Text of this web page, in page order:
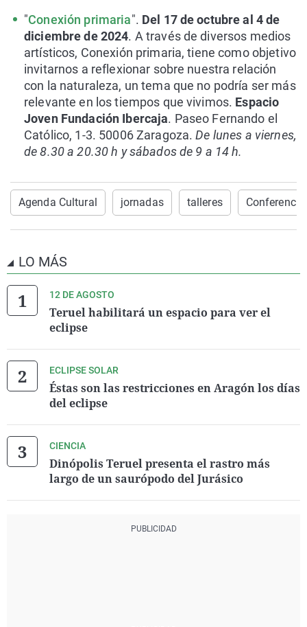
"Conexión primaria". Del 17 de octubre al 4 de
diciembre de 2024. A través de diversos medios
artísticos, Conexión primaria, tiene como objetivo
invitarnos a reflexionar sobre nuestra relación
con la naturaleza, un tema que no podría ser más
relevante en los tiempos que vivimos. Espacio
Joven Fundación Ibercaja. Paseo Fernando el
Católico, 1-3. 50006 Zaragoza.De lunes a viernes,
de 8.30 a 20.30 h y sábados de 9 a 14 h.
Agenda Cultural jornadas talleres Conferencia
LO MÁS
12 DE AGOSTO
Teruel habilitará un espacio para ver el
eclipse
ECLIPSE SOLAR
Éstas son las restricciones en Aragón los días
del eclipse
CIENCIA
Dinópolis Teruel presenta el rastro más
largo de un saurópodo del Jurásico